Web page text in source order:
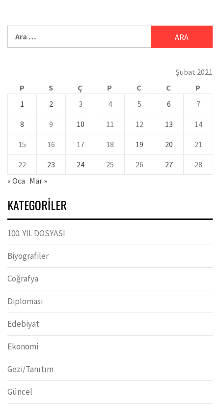
Şubat 2021
P
S Ç P C C
P
1
2 3 4 5 6 7
8 9 10 11 12 13 14
15 16 17 18 19 20 21
22 23 24 25 26 27
28
« Oca Mar »
KATEGORILER
100. YIL DOSYASI
Biyografiler
Coğrafya
Diplomasi
Edebiyat
Ekonomi
Gezi/Tanıtım
Güncel